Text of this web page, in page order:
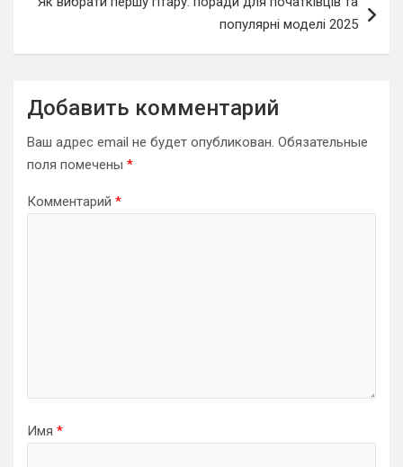
популярні моделі 2025
Добавить комментарий
Ваш адрес email не будет опубликован. Обязательные
поля помечены *
Комментарий *
Имя *